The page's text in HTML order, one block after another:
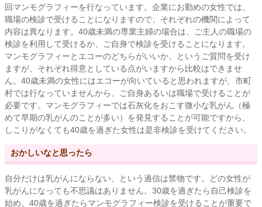
回マンモグラフィーを行なっています。企業にお勤めの女性では、
職場の検診で受けることになりますので、それぞれの機関によって
内容は異なります。40歳未満の専業主婦の場合は、ご主人の職場の
検診を利用して受けるか、ご自身で検診を受けることになります。
マンモグラフィーとエコーのどちらがいいか、というご質問を受け
ますが、それぞれ得意としている点がいますから比較はできませ
ん。40歳未満の女性にはエコーが向いていると思われますが、市町
村では行なっていませんから、ご自身あるいは職場で受けることが
必要です。マンモグラフィーでは石灰化をおこす微小な乳がん（極
めて早期の乳がんのことが多い）を発見することが可能ですから、
しこりがなくても40歳を過ぎた女性は是非検診を受けてください。
おかしいなと思ったら
自分だけは乳がんにならない、という過信は禁物です。どの女性が
乳がんになっても不思議はありません。30歳を過ぎたら自己検診を
始め、40歳を過ぎたらマンモグラフィー検診を受けることが重要で